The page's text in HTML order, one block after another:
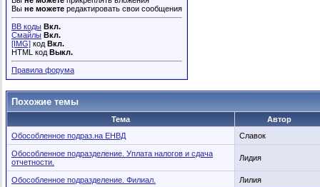
Вы не можете редактировать свои сообщения
BB коды Вкл.
Смайлы Вкл.
[IMG] код Вкл.
HTML код Выкл.
Правила форума
Похожие темы
Тема
Автор
Обособленное подраз.на ЕНВД
Славок
Обособленное подразделение. Уплата налогов и сдача
отчетности.
Лидия
Обособленное подразделение. Филиал. Лилия